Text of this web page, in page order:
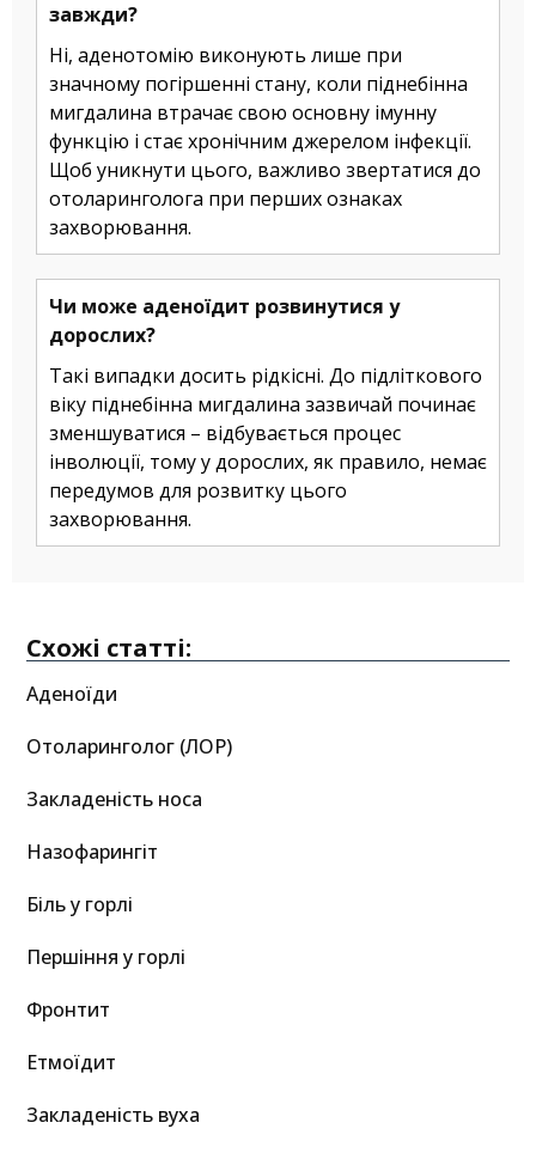
завжди?
Ні, аденотомію виконують лише при
значному погіршенні стану, коли піднебінна
мигдалина втрачає свою основну імунну
функцію і стає хронічним джерелом інфекції.
Щоб уникнути цього, важливо звертатися до
отоларинголога при перших ознаках
захворювання.
Чи може аденоїдит розвинутися у
дорослих?
Такі випадки досить рідкісні. До підліткового
віку піднебінна мигдалина зазвичай починає
зменшуватися – відбувається процес
інволюції, тому у дорослих, як правило, немає
передумов для розвитку цього
захворювання.
Схожі статті:
Аденоїди
Отоларинголог (ЛОР)
Закладеність носа
Назофарингіт
Біль у горлі
Першіння у горлі
Фронтит
Етмоїдит
Закладеність вуха